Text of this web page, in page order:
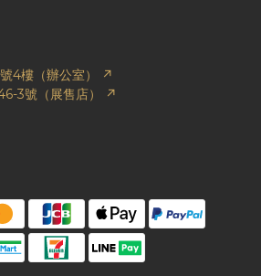
4樓（辦公室） ↗
3號（展售店） ↗